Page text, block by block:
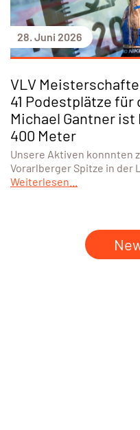
28. Juni 2026
VLV
41 Podestplätze für
Michael Gantner
400 Meter
Unsere Aktiven konnnten
Vorarlberger Spitze in der
Weiterlesen...